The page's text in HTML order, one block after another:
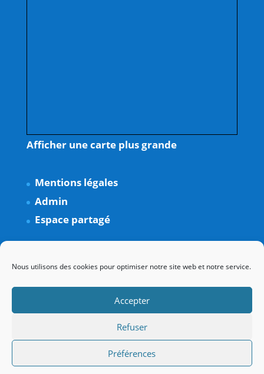
Nous utilisons des cookies pour optimiser notre site web et notre service.
Accepter
Refuser
Préférences
Afficher une carte plus grande
Mentions légales
Admin
Espace partagé